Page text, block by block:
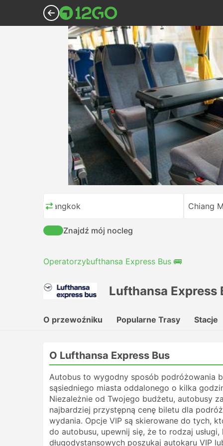
Bangkok Chiang
Znajdź mój nocleg
OperatorzyLufthansa Express Bus 🚌
Lufthansa Express
O przewoźniku
Popularne Trasy Stacje
O Lufthansa Express Bus
Autobus to wygodny sposób podróżowania
sąsiedniego miasta oddalonego o kilka
Niezależnie od Twojego budżetu, autobusy
najbardziej przystępną cenę biletu dla
wydania. Opcje VIP są skierowane do tych,
do autobusu, upewnij się, że to rodzaj
długodystansowych poszukaj autokaru VIP